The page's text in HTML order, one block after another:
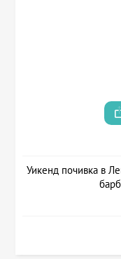
Уикенд почивка в